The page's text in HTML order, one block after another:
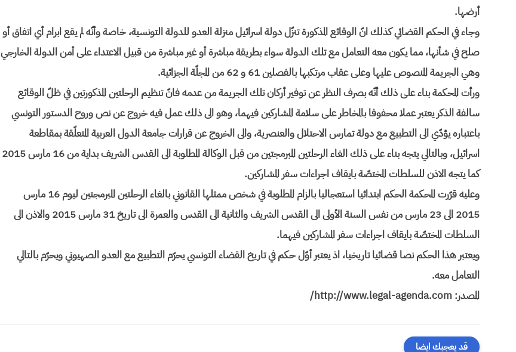
أرضها.
وجاء في الحكم القضائي كذلك انّ الوقائع المذكورة تنزّل دولة اسرائيل منزلة العدو للدولة التونسية، خاصة وأنّه لم يقع ابرام أي اتفاق أو
صلح في شأنها، مما يكون معه التعامل مع تلك الدولة سواء بطريقة مباشرة أو غير مباشرة من قبيل الاعتداء على أمن الدولة الخارجي
وهي الجريمة المنصوص عليها وعلى عقاب مرتكبها بالفصلين 61 و 62 من المجلّة الجزائية.
ورأت المحكمة بناء على ذلك أنّه بصرف النظر عن توفير أركان تلك الجريمة من عدمه فانّ تنظيم الرحلتين المذكورتين في ظلّ الوقائع
سالفة الذكر يعتبر عملا محفوفا بالمخاطر على سلامة المشاركين فيهما، وهو الى ذلك عمل فيه خروج عن نص وروح الدستور التونسي
باعتباره يؤدّي الى التطبيع مع دولة تمارس الاحتلال والعنصرية، والى الخروج عن قرارات جامعة الدول العربية المتعلّقة بمقاطعة
اسرائيل، وبالتالي يتجه بناء على ذلك الغاء الرحلتين المبرمجتين من قبل الوكالة المطلوبة الى القدس الشريف بداية من 16 مارس 2015
كما يتجه الاذن للسلطات المختصّة بايقاف اجراءات سفر المشاركين.
وعليه قرّرت المحكمة الحكم ابتدائيا استعجاليا بالزام المطلوبة في شخص ممثلها القانوني بالغاء الرحلتين المبرمجتين ليوم 16 مارس
2015 الى 23 مارس من نفس السنة الأولى الى القدس الشريف والثانية الى القدس والعمرة الى تاريخ 31 مارس 2015 والاذن الى
السلطات المختصّة بايقاف اجراءات سفر المشاركين فيهما.
ويعتبر هذا الحكم نصا قضائيا تاريخيا، اذ يعتبر أوّل حكم في تاريخ القضاء التونسي يحرّم التطبيع مع العدو الصهيوني ويحرّم بالتالي
التعامل معه.
المصدر: http://www.legal-agenda.com/
قد يعجبك ايضا